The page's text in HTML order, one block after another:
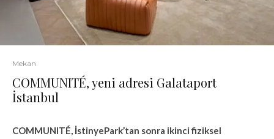
Mekan
COMMUNITÉ, yeni adresi Galataport
İstanbul
COMMUNITÉ, İstinyePark’tan sonra ikinci fiziksel